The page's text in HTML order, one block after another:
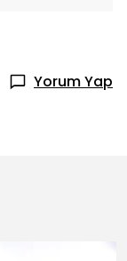
Yorum Yap